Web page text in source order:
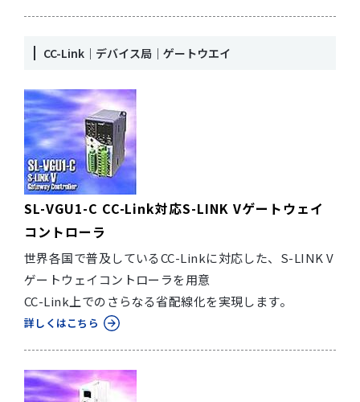
CC-Link｜デバイス局｜ゲートウエイ
SL-VGU1-C CC-Link対応S-LINK Vゲートウェイ
コントローラ
世界各国で普及しているCC-Linkに対応した、S-LINK V
ゲートウェイコントローラを用意
CC-Link上でのさらなる省配線化を実現します。
詳しくはこちら